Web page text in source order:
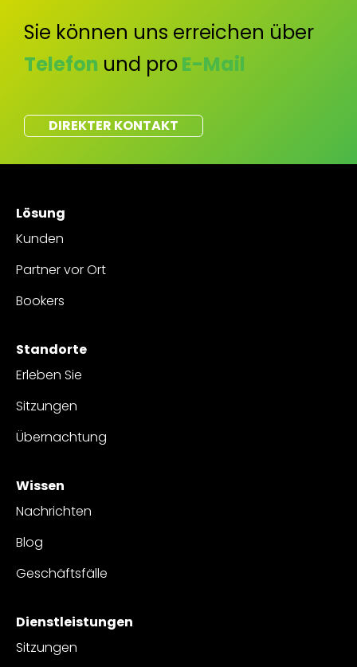
Sie können uns erreichen über
Telefon und proE-Mail
DIREKTER KONTAKT
Lösung
Kunden
Partner vor Ort
Bookers
Standorte
Erleben Sie
Sitzungen
Übernachtung
Wissen
Nachrichten
Blog
Geschäftsfälle
Dienstleistungen
Sitzungen